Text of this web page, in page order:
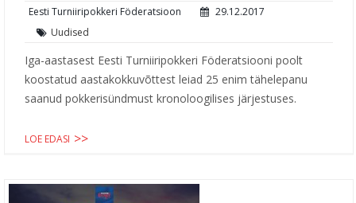
Eesti Turniiripokkeri Föderatsioon
29.12.2017
Uudised
Iga-aastasest Eesti Turniiripokkeri Föderatsiooni poolt
koostatud aastakokkuvõttest leiad 25 enim tähelepanu
saanud pokkerisündmust kronoloogilises järjestuses.
LOE EDASI